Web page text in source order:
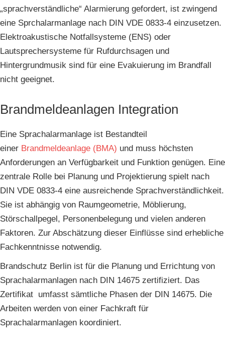
„sprachverständliche“ Alarmierung gefordert, ist zwingend
eine Sprchalarmanlage nach DIN VDE 0833-4 einzusetzen.
Elektroakustische Notfallsysteme (ENS) oder
Lautsprechersysteme für Rufdurchsagen und
Hintergrundmusik sind für eine Evakuierung im Brandfall
nicht geeignet.
Brandmeldeanlagen Integration
Eine Sprachalarmanlage ist Bestandteil
einer Brandmeldeanlage (BMA) und muss höchsten
Anforderungen an Verfügbarkeit und Funktion genügen. Eine
zentrale Rolle bei Planung und Projektierung spielt nach
DIN VDE 0833-4 eine ausreichende Sprachverständlichkeit.
Sie ist abhängig von Raumgeometrie, Möblierung,
Störschallpegel, Personenbelegung und vielen anderen
Faktoren. Zur Abschätzung dieser Einflüsse sind erhebliche
Fachkenntnisse notwendig.
Brandschutz Berlin ist für die Planung und Errichtung von
Sprachalarmanlagen nach DIN 14675 zertifiziert. Das
Zertifikat umfasst sämtliche Phasen der DIN 14675. Die
Arbeiten werden von einer Fachkraft für
Sprachalarmanlagen koordiniert.